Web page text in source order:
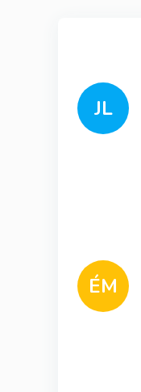
JL
ÉM